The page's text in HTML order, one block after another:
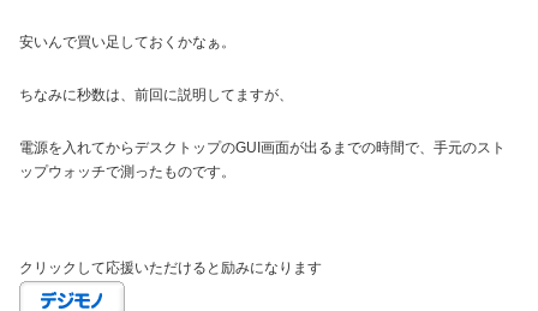
安いんで買い足しておくかなぁ。
ちなみに秒数は、前回に説明してますが、
電源を入れてからデスクトップのGUI画面が出るまでの時間で、手元のスト
ップウォッチで測ったものです。
クリックして応援いただけると励みになります